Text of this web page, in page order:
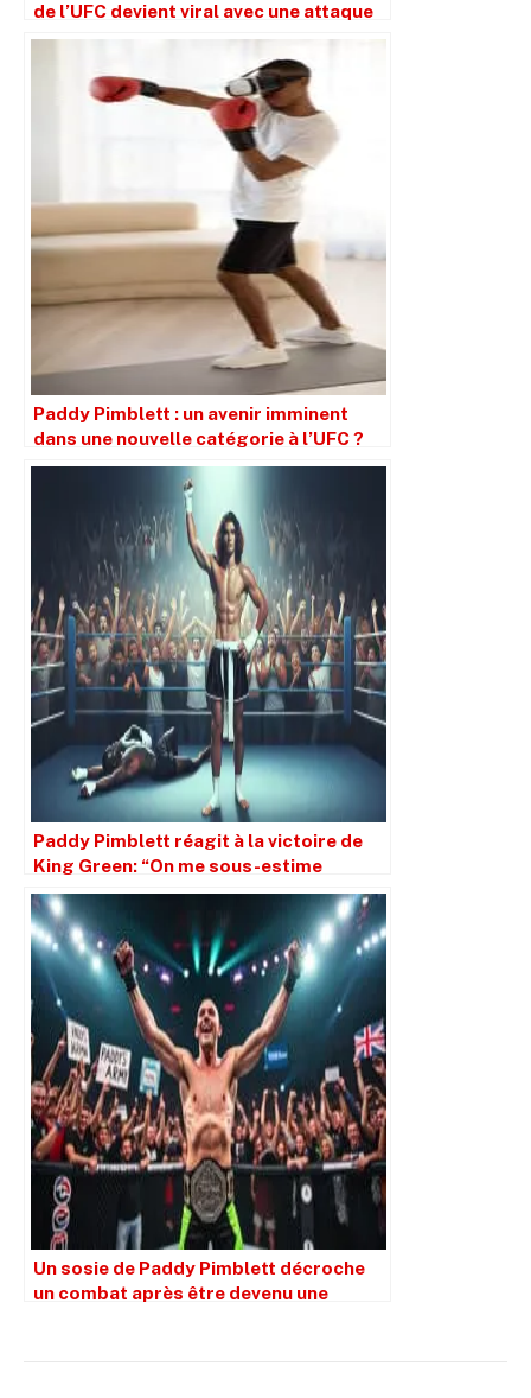
de l’UFC devient viral avec une attaque
de takedown étonnante
Paddy Pimblett : un avenir imminent
dans une nouvelle catégorie à l’UFC ?
Paddy Pimblett réagit à la victoire de
King Green: “On me sous-estime
toujours”
Un sosie de Paddy Pimblett décroche
un combat après être devenu une